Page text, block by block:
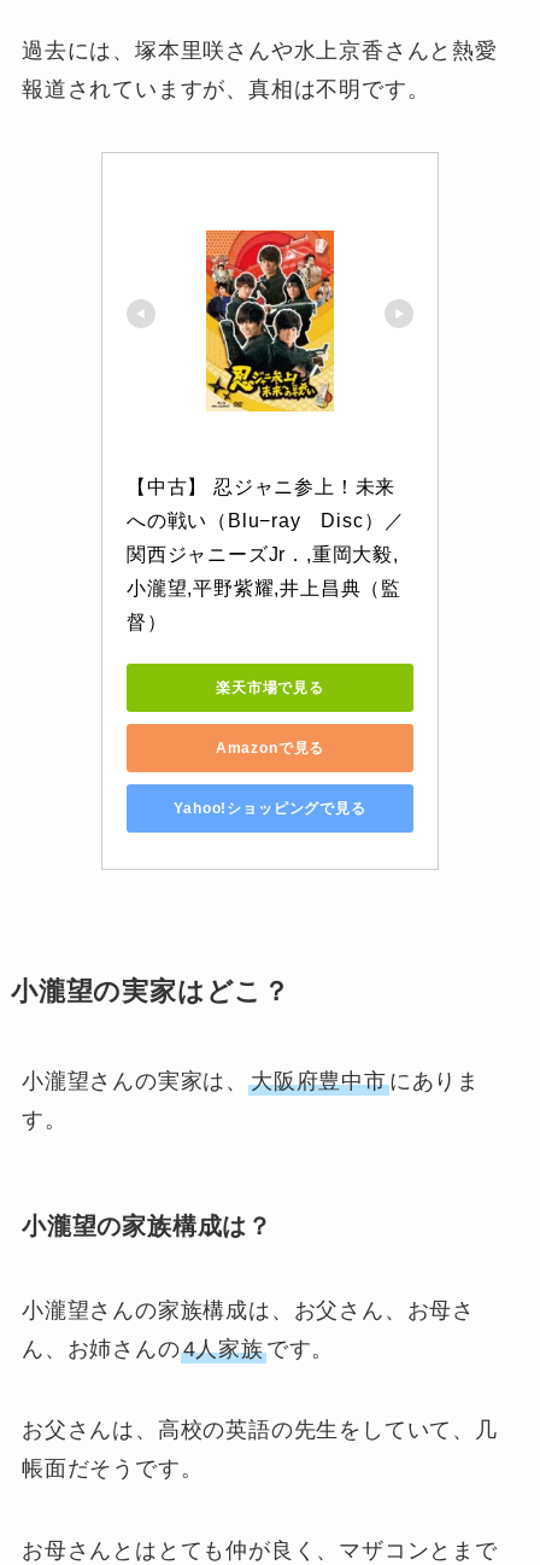
過去には、塚本里咲さんや水上京香さんと熱愛
報道されていますが、真相は不明です。
【中古】 忍ジャニ参上！未来
への戦い（Blu−ray　Disc）／
関西ジャニーズJr．,重岡大毅,
小瀧望,平野紫耀,井上昌典（監
督）
楽天市場で見る
Amazonで見る
Yahoo!ショッピングで見る
小瀧望の実家はどこ？
小瀧望さんの実家は、 大阪府豊中市にありま
す。
小瀧望の家族構成は？
小瀧望さんの家族構成は、お父さん、お母さ
ん、お姉さんの4人家族です。
お父さんは、高校の英語の先生をしていて、几
帳面だそうです。
お母さんとはとても仲が良く、マザコンとまで